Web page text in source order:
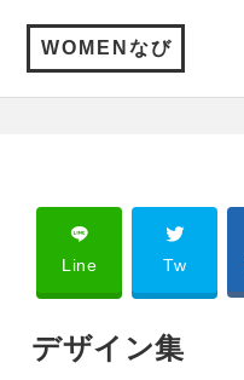
WOMENなび
Line Tw
デザイン集